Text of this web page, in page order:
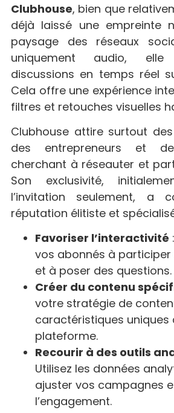
Clubhouse, bien que
déjà laissé une empreinte
paysage des réseaux
uniquement audio,
discussions en temps réel
Cela offre une expérience
filtres et retouches visuelles
Clubhouse attire surtout
des entrepreneurs et
cherchant à réseauter et
Son exclusivité,
l’invitation seulement, a
réputation élitiste et
Favoriser l’interactivité
vos abonnés à participer
et à poser des questions.
Créer du contenu
votre stratégie de
caractéristiques uniques
plateforme.
Recourir à des outils
Utilisez les données
ajuster vos campagnes
l’engagement.